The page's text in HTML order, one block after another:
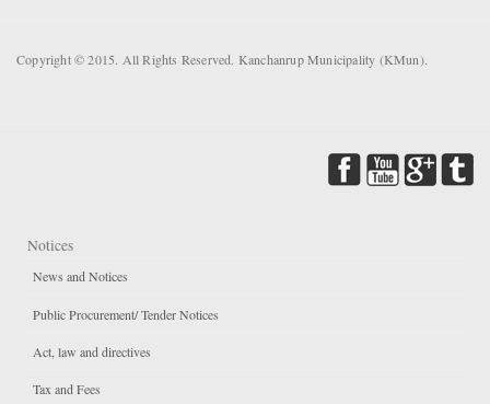
Copyright © 2015. All Rights Reserved. Kanchanrup Municipality (KMun).
Notices
News and Notices
Public Procurement/ Tender Notices
Act, law and directives
Tax and Fees